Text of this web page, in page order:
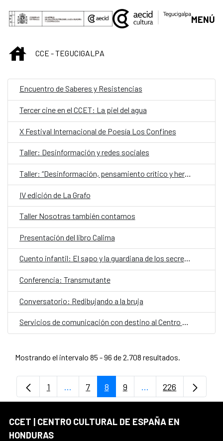
Saltar al contenido principal
MENÚ
INICIOCCE - TEGUCIGALPA
Encuentro de Saberes y Resistencias
Tercer cine en el CCET: La piel del agua
X Festival Internacional de Poesía Los Confines
Taller: Desinformación y redes sociales
Taller: “Desinformación, pensamiento crítico y herramientas de verificación”
IV edición de La Grafo
Taller Nosotras también contamos
Presentación del libro Calima
Cuento infantil: El sapo y la guardiana de los secretos
Conferencia: Transmutante
Conversatorio: Redibujando a la bruja
Servicios de comunicación con destino al Centro Cultural de España en Honduras
Mostrando el intervalo 85 - 96 de 2.708 resultados.
Página
1 ...Páginas intermedias Use TAB para
Página
7 Página
8 Página
9 ...PáginasPágina
226
CCET | CENTRO CULTURAL DE ESPAÑA EN
HONDURAS